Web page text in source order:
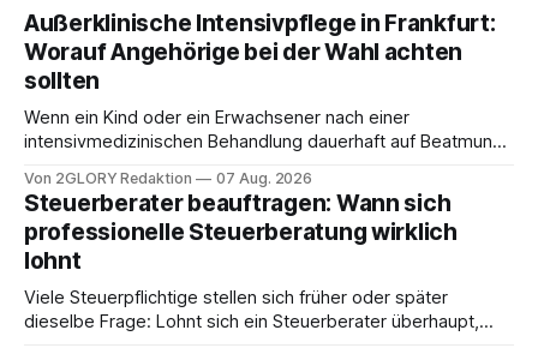
Außerklinische Intensivpflege in Frankfurt:
Worauf Angehörige bei der Wahl achten
sollten
Wenn ein Kind oder ein Erwachsener nach einer
intensivmedizinischen Behandlung dauerhaft auf Beatmung
angewiesen ist, stellt sich für Familien eine schwierige
Frage: Muss die Versorgung dauerhaft in der Klinik bleiben –
oder ist ein Leben zu Hause möglich? Die außerklinische
Intensivpflege bietet genau diese Alternative: Sie
Von 2GLORY Redaktion 07 Aug. 2026
Steuerberater beauftragen: Wann sich
professionelle Steuerberatung wirklich
lohnt
Viele Steuerpflichtige stellen sich früher oder später
dieselbe Frage: Lohnt sich ein Steuerberater überhaupt,